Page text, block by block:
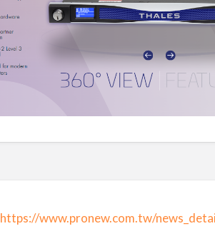
https://www.pronew.com.tw/